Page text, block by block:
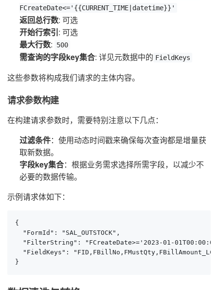
FCreateDate<='{{CURRENT_TIME|datetime}}'
返回总行数: 可选
开始行索引: 可选
最大行数: 500
需查询的字段key集合: 详见元数据中的 FieldKeys
这些参数将构成我们请求的主体内容。
请求参数构建
在构建请求参数时，需要特别注意以下几点：
过滤条件：使用动态时间戳来确保每次查询都是增量获
取新数据。
字段key集合：根据业务需求选择所需字段，以减少不
必要的数据传输。
示例请求体如下：
{
  "FormId": "SAL_OUTSTOCK",
"FilterString": "FCreateDate>='2023-01-
"FieldKeys":
}